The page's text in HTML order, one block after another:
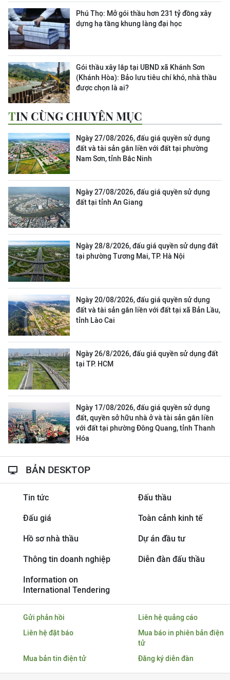
Phú Thọ: Mở gói thầu hơn 231 tỷ đồng xây
dựng hạ tầng khung làng đại học
Gói thầu xây lắp tại UBND xã Khánh Sơn
(Khánh Hòa): Bảo lưu tiêu chí khó, nhà thầu
được chọn là ai?
TIN CÙNG CHUYÊN MỤC
Ngày 27/08/2026, đấu giá quyền sử dụng
đất và tài sản gắn liền với đất tại phường
Nam Sơn, tỉnh Bắc Ninh
Ngày 27/08/2026, đấu giá quyền sử dụng
đất tại tỉnh An Giang
Ngày 28/8/2026, đấu giá quyền sử dụng đất
tại phường Tương Mai, TP. Hà Nội
Ngày 20/08/2026, đấu giá quyền sử dụng
đất và tài sản gắn liền với đất tại xã Bản Lầu,
tỉnh Lào Cai
Ngày 26/8/2026, đấu giá quyền sử dụng đất
tại TP. HCM
Ngày 17/08/2026, đấu giá quyền sử dụng
đất, quyền sở hữu nhà ở và tài sản gắn liền
với đất tại phường Đông Quang, tỉnh Thanh
Hóa
BẢN DESKTOP
Tin tức Đấu thầu
Đấu giá Toàn cảnh kinh tế
Hồ sơ nhà thầu Dự án đầu tư
Thông tin doanh nghiệp Diễn đàn đấu thầu
Information on
International Tendering
Gửi phản hồi
Liên hệ quảng cáo
Liên hệ đặt báo
Mua báo in phiên bản điện
tử
Mua bản tin điện tử
Đăng ký diễn đàn